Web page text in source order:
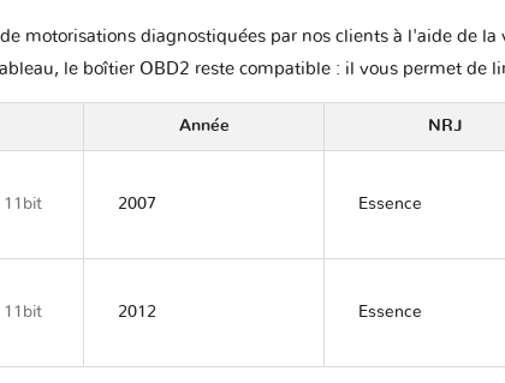
motorisations diagnostiquées par nos clients à l'aide de
le boîtier OBD2 reste compatible : il vous permet de
Année NRJ
11bit
2007 Essence
11bit
2012 Essence